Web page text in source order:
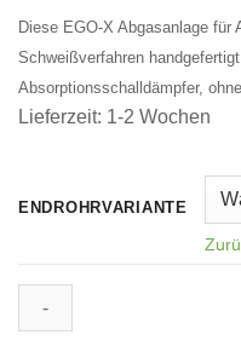
Diese EGO-X Abgasanlage
Schweißverfahren
Absorptionsschalldämpfer,
Lieferzeit: 1-2 Wochen
ENDROHRVARIANTE